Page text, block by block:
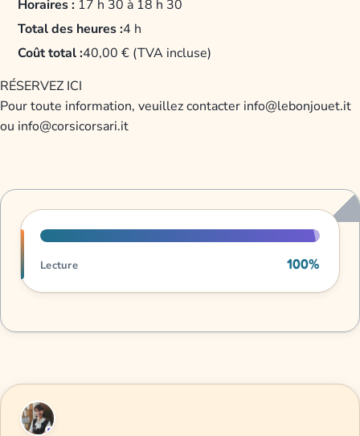
Horaires : 17 h 30 à 18 h 30
Total des heures :4 h
Coût total :40,00 € (TVA incluse)
RÉSERVEZ ICI
Pour toute information, veuillez contacter info@lebonjouet.it
ou info@corsicorsari.it
Progression de lecture
Lecture 100%